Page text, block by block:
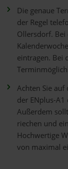
Die genaue
der Regel
Ollersdorf. Bei
eintragen. Bei
Achten Sie
der ENplus-
Außerdem
riechen und
Hochwertige
von maximal